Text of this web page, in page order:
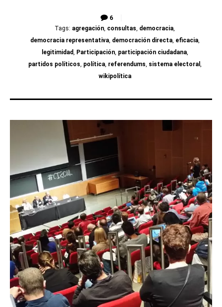
6
Tags: agregación, consultas, democracia,
democracia representativa, democración directa, eficacia,
legitimidad, Participación, participación ciudadana,
partidos políticos, política, referendums, sistema electoral ,
wikipolítica